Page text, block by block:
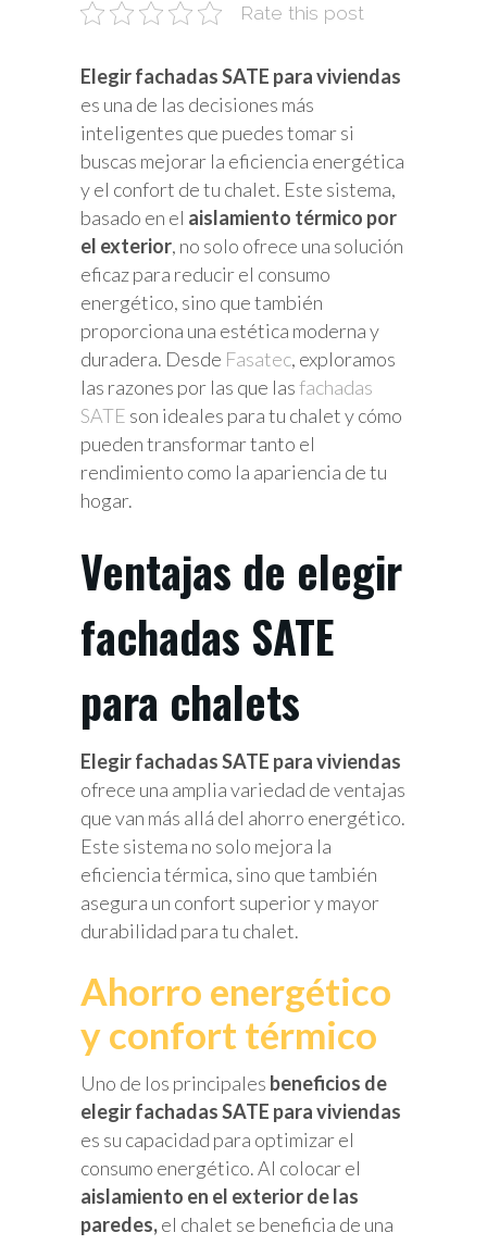
Rate this post
Elegir fachadas SATE para viviendas
es una de las decisiones más
inteligentes que puedes tomar si
buscas mejorar la eficiencia energética
y el confort de tu chalet. Este sistema,
basado en el aislamiento térmico por
el exterior, no solo ofrece una solución
eficaz para reducir el consumo
energético, sino que también
proporciona una estética moderna y
duradera. Desde Fasatec, exploramos
las razones por las que lasfachadas
SATE son ideales para tu chalet y cómo
pueden transformar tanto el
rendimiento como la apariencia de tu
hogar.
Ventajas de elegir
fachadas SATE
para chalets
Elegir fachadas SATE para viviendas
ofrece una amplia variedad de ventajas
que van más allá del ahorro energético.
Este sistema no solo mejora la
eficiencia térmica, sino que también
asegura un confort superior y mayor
durabilidad para tu chalet.
Ahorro energético
y confort térmico
Uno de los principales beneficios de
elegir fachadas SATE para viviendas
es su capacidad para optimizar el
consumo energético. Al colocar el
aislamiento en el exterior de las
paredes,el chalet se beneficia de una